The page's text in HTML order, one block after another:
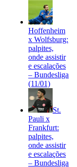
Hoffenheim
x Wolfsburg:
palpites,
onde assistir
e escalações
– Bundesliga
(11/01)
St.
Pauli x
Frankfurt:
palpites,
onde assistir
e escalações
– Bundesliga